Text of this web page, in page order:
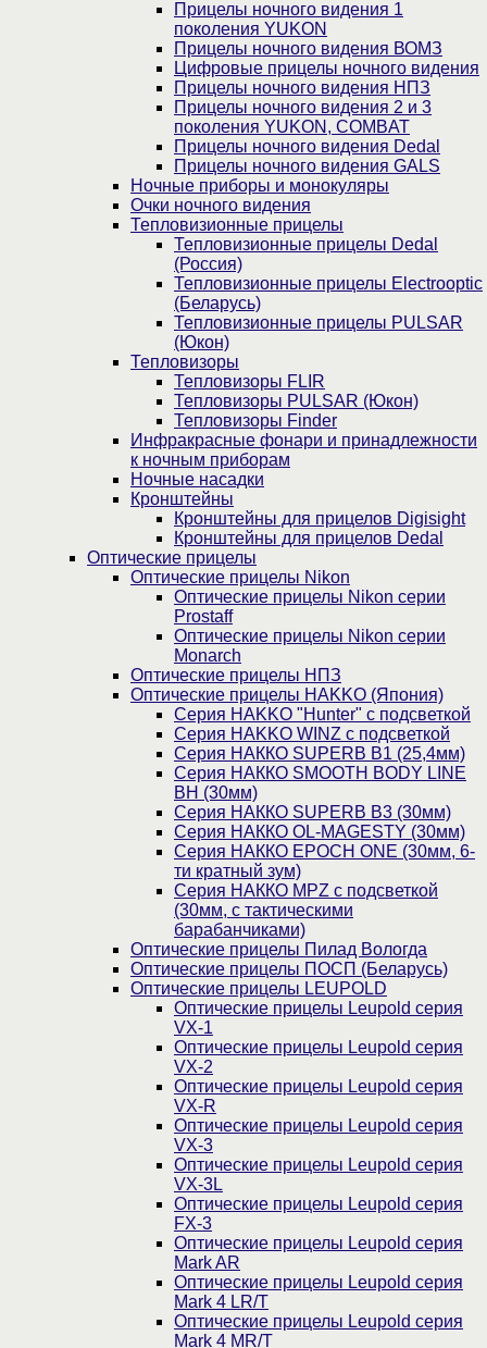
Прицелы ночного видения 1
поколения YUKON
Прицелы ночного видения ВОМЗ
Цифровые прицелы ночного видения
Прицелы ночного видения НПЗ
Прицелы ночного видения 2 и 3
поколения YUKON, COMBAT
Прицелы ночного видения Dedal
Прицелы ночного видения GALS
Ночные приборы и монокуляры
Очки ночного видения
Тепловизионные прицелы
Тепловизионные прицелы Dedal
(Россия)
Тепловизионные прицелы Electrooptic
(Беларусь)
Тепловизионные прицелы PULSAR
(Юкон)
Тепловизоры
Тепловизоры FLIR
Тепловизоры PULSAR (Юкон)
Тепловизоры Finder
Инфракрасные фонари и принадлежности
к ночным приборам
Ночные насадки
Кронштейны
Кронштейны для прицелов Digisight
Кронштейны для прицелов Dedal
Оптические прицелы
Оптические прицелы Nikon
Оптические прицелы Nikon серии
Prostaff
Оптические прицелы Nikon серии
Monarch
Оптические прицелы НПЗ
Оптические прицелы HAKKO (Япония)
Cерия HAKKO "Hunter" с подсветкой
Серия НAKKO WINZ с подсветкой
Серия НАККО SUPERB B1 (25,4мм)
Серия НАККО SMOOTH BODY LINE
BH (30мм)
Серия НАККО SUPERB B3 (30мм)
Серия НАККО OL-MAGESTY (30мм)
Серия НАККО EPOCH ONE (30мм, 6-
ти кратный зум)
Серия НАККО MPZ с подсветкой
(30мм, c тактическими
барабанчиками)
Оптические прицелы Пилад Вологда
Оптические прицелы ПОСП (Беларусь)
Оптические прицелы LEUPOLD
Оптические прицелы Leupold серия
VX-1
Оптические прицелы Leupold серия
VX-2
Оптические прицелы Leupold серия
VX-R
Оптические прицелы Leupold серия
VX-3
Оптические прицелы Leupold серия
VX-3L
Оптические прицелы Leupold серия
FX-3
Оптические прицелы Leupold серия
Mark AR
Оптические прицелы Leupold серия
Mark 4 LR/T
Оптические прицелы Leupold серия
Mark 4 MR/T